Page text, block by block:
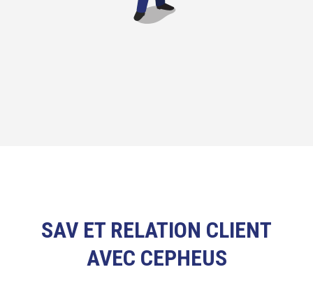
SAV ET RELATION CLIENT
AVEC CEPHEUS